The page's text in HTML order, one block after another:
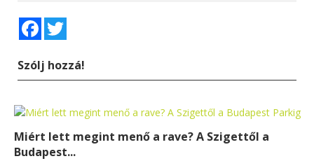
Facebook
Szólj hozzá!
Miért lett megint menő a rave? A Szigettől a
Budapest...